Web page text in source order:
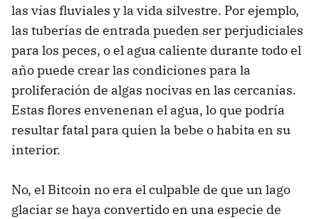
las vías fluviales y la vida silvestre. Por ejemplo,
las tuberías de entrada pueden ser perjudiciales
para los peces, o el agua caliente durante todo el
año puede crear las condiciones para la
proliferación de algas nocivas en las cercanías.
Estas flores envenenan el agua, lo que podría
resultar fatal para quien la bebe o habita en su
interior.
No, el Bitcoin no era el culpable de que un lago
glaciar se haya convertido en una especie de